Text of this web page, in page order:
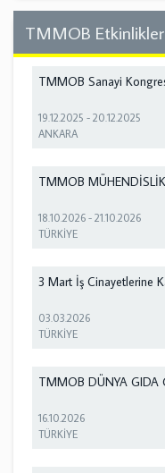
TMMOB
TMMOB Sanayi
19.12.2025 -20.12.2025
ANKARA
TMMOB
18.10.2026 -21.10.2026
TÜRKİYE
3 Mart İş Cinayetlerine
03.03.2026
TÜRKİYE
TMMOB DÜNYA GIDA
16.10.2026
TÜRKİYE